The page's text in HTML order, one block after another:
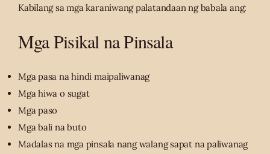
Kabilang sa mga karaniwang palatandaan ng babala ang:
Mga Pisikal na Pinsala
Mga pasa na hindi maipaliwanag
Mga hiwa o sugat
Mga paso
Mga bali na buto
Madalas na mga pinsala nang walang sapat na paliwanag